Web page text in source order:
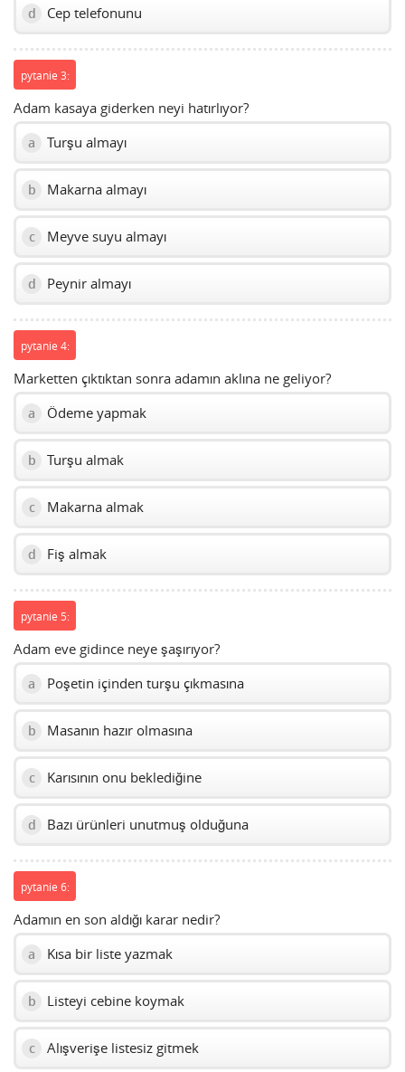
d Cep telefonunu
pytanie 3:
Adam kasaya giderken neyi hatırlıyor?
a Turşu almayı
b Makarna almayı
c Meyve suyu almayı
d Peynir almayı
pytanie 4:
Marketten çıktıktan sonra adamın aklına ne geliyor?
a Ödeme yapmak
b Turşu almak
c Makarna almak
d Fiş almak
pytanie 5:
Adam eve gidince neye şaşırıyor?
a Poşetin içinden turşu çıkmasına
b Masanın hazır olmasına
c Karısının onu beklediğine
d Bazı ürünleri unutmuş olduğuna
pytanie 6:
Adamın en son aldığı karar nedir?
a Kısa bir liste yazmak
b Listeyi cebine koymak
c Alışverişe listesiz gitmek